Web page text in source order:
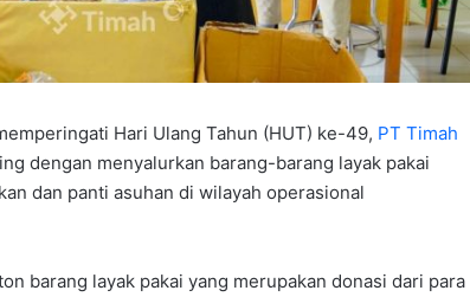
Hari Ulang Tahun (HUT) ke-49, PT Timah
dengan menyalurkan barang-barang layak pakai
dan panti asuhan di wilayah operasional
barang layak pakai yang merupakan donasi dari para